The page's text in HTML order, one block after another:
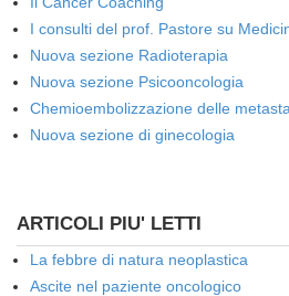
I consulti del prof. Pastore su
Nuova sezione Radioterapia
Nuova sezione Psicooncologia
Chemioembolizzazione delle
Nuova sezione di ginecologia
ARTICOLI PIU' LETTI
La febbre di natura neoplastica
Ascite nel paziente oncologico